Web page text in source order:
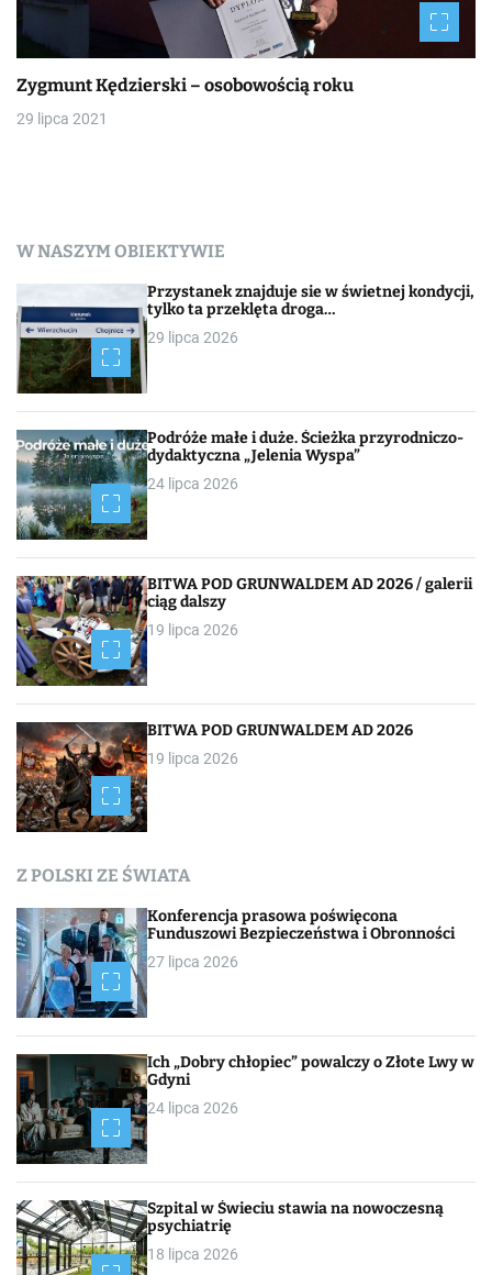
Zygmunt Kędzierski – osobowością roku
29 lipca 2021
W NASZYM OBIEKTYWIE
Przystanek znajduje sie w świetnej kondycji,
tylko ta przeklęta droga…
29 lipca 2026
Podróże małe i duże. Ścieżka przyrodniczo-
dydaktyczna „Jelenia Wyspa”
24 lipca 2026
BITWA POD GRUNWALDEM AD 2026 / galerii
ciąg dalszy
19 lipca 2026
BITWA POD GRUNWALDEM AD 2026
19 lipca 2026
Z POLSKI ZE ŚWIATA
Konferencja prasowa poświęcona
Funduszowi Bezpieczeństwa i Obronności
27 lipca 2026
Ich „Dobry chłopiec” powalczy o Złote Lwy w
Gdyni
24 lipca 2026
Szpital w Świeciu stawia na nowoczesną
psychiatrię
18 lipca 2026